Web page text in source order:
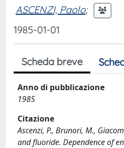
ASCENZI, Paolo;
1985-01-01
Scheda breve
Anno di pubblicazione
1985
Citazione
Ascenzi, P., Brunori, M.,
and fluoride. Dependence of